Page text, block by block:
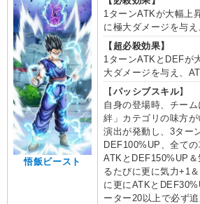
悟飯ビースト
1ターンATKが大幅上
に極大ダメージを与
【超必殺効果】
1ターンATKとDEFが
大ダメージを与え、
【 パッシブスキル】
自身の登場時、チー
絆」カテゴリの味方
演出が発動し、3ター
DEF100%UP、全て
ATKとDEF150%UP
るたびに更に気力+1
に更にATKと
ーター20以上で必ず